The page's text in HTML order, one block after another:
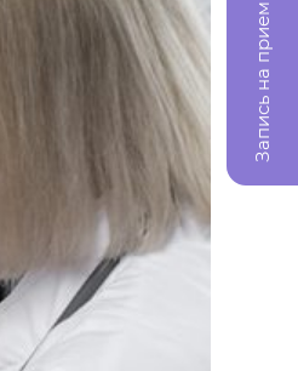
Запись на прием